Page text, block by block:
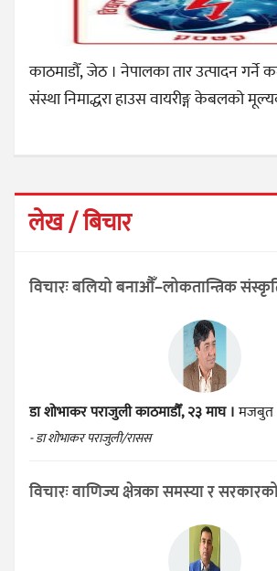
काठमाडौँ, जेठ । नेपालका तार उत्पादन गर्ने
संस्था निमाद्धरा हाउस वायरीङ्ग केबलको
लेख / बिचार
विचारः बलियो बनाऔँ–लोकतान्त्रिक
डा शोभाकर पराजुलीकाठमाडौँ, २३ माघ ।मजबुत
- डा शोभाकर पराजुली/रासस
विचारः वाणिज्य क्षेत्रका समस्या र